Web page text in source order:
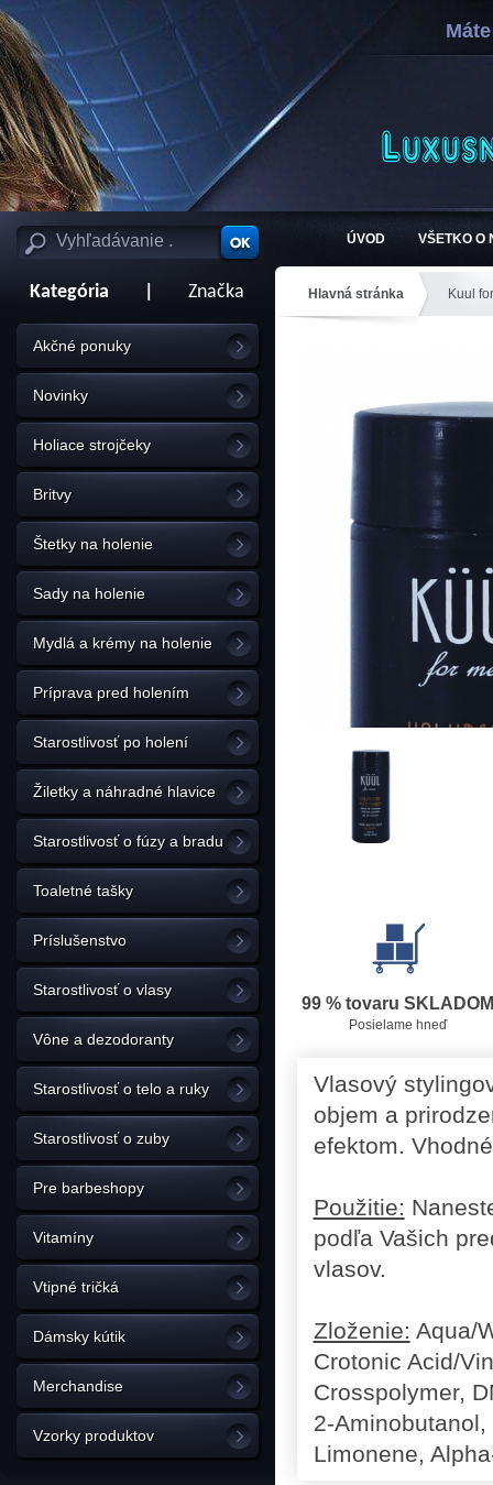
ÚVOD VŠETKO O
Kategória Značka
Akčné ponuky
Novinky
Holiace strojčeky
Britvy
Štetky na holenie
Sady na holenie
Mydlá a krémy na holenie
Príprava pred holením
Starostlivosť po holení
Žiletky a náhradné hlavice
Starostlivosť o fúzy a bradu
Toaletné tašky
Príslušenstvo
Starostlivosť o vlasy
Vône a dezodoranty
Starostlivosť o telo a ruky
Starostlivosť o zuby
Pre barbeshopy
Vitamíny
Vtipné tričká
Dámsky kútik
Merchandise
Vzorky produktov
Hlavná stránka Kuul
99 % tovaru SKLADOM
Posielame hneď
Vlasový
objem a
efektom.
Použitie:
podľa Vašich
vlasov.
Zloženie: Aqua/
Crotonic Acid/
Crosspolymer,
2-
Limonene,